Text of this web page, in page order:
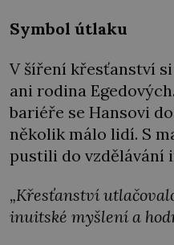
Symbol útlaku
V šíření křesťanství
ani rodina
bariéře se Hansovi
několik málo lidí. S
pustili do vzdělávání
„Křesťanství
inuitské myšlení a